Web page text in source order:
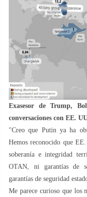
Exasesor de Trump,
conversaciones con EE.
"Creo que Putin ya ha
Hemos reconocido que
soberanía e integridad
OTAN, ni garantías de
garantías de seguridad
Me parece curioso que los